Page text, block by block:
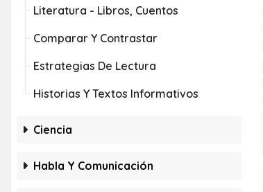
Literatura - Libros, Cuentos
Comparar Y Contrastar
Estrategias De Lectura
Historias Y Textos Informativos
Ciencia
Habla Y Comunicación